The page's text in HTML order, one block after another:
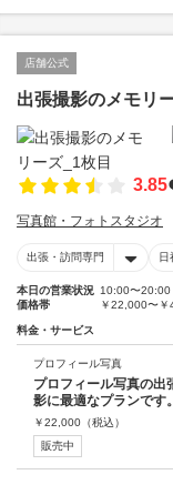
店舗公式
出張撮影のメモリ
3.85
写真館・フォトスタジオ
出張・訪問専門 日
本日の営業状況 10:00〜20:00
価格帯
￥22,000〜
料金・サービス
プロフィール写真
プロフィール写真の
影に最適なプランです。
￥22,000 （税込）
販売中